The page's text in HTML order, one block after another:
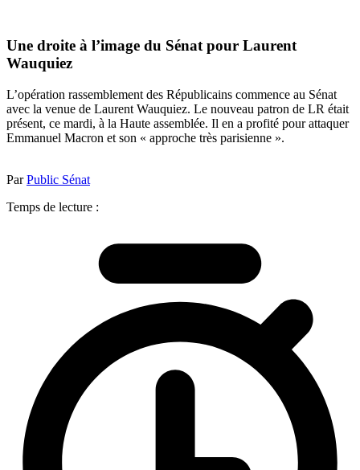
Une droite à l’image du Sénat pour Laurent
Wauquiez
L’opération rassemblement des Républicains commence au Sénat
avec la venue de Laurent Wauquiez. Le nouveau patron de LR était
présent, ce mardi, à la Haute assemblée. Il en a profité pour attaquer
Emmanuel Macron et son « approche très parisienne ».
ParPublic Sénat
Temps de lecture :